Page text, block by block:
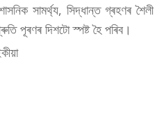
সামৰ্থ্য, সিদ্ধান্ত গ্ৰহণৰ শৈলী
পূৰণৰ দিশটো স্পষ্ট হৈ পৰিব।